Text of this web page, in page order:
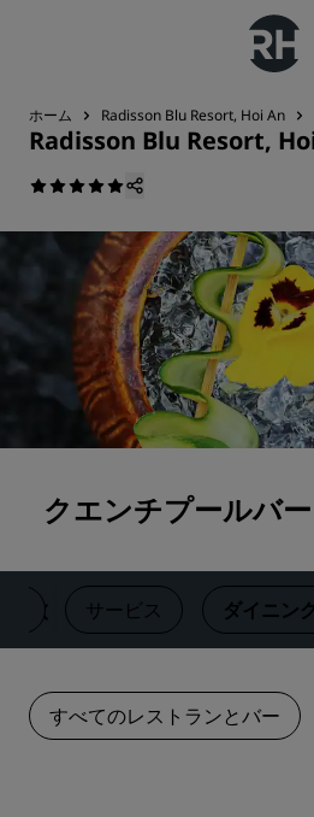
ホーム Radisson Blu Resort, Hoi An
Radisson Blu Resort,
クエンチプールバー
サービス ダイニン
すべてのレストランとバー